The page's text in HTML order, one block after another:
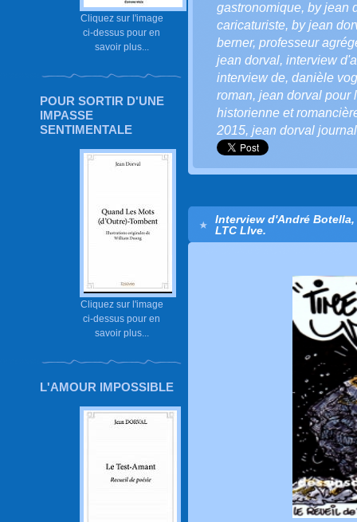
Cliquez sur l'image
ci-dessus pour en
savoir plus...
POUR SORTIR D'UNE
IMPASSE
SENTIMENTALE
Cliquez sur l'image
ci-dessus pour en
savoir plus...
L'AMOUR IMPOSSIBLE
gastronomique, by jean
caricaturiste, by jean
berner, professeur
jean dorval, interview
interview de, danièle
roman, jean dorval pour
historienne et
2015, jean dorval
Interview d'André
LTC LIve.